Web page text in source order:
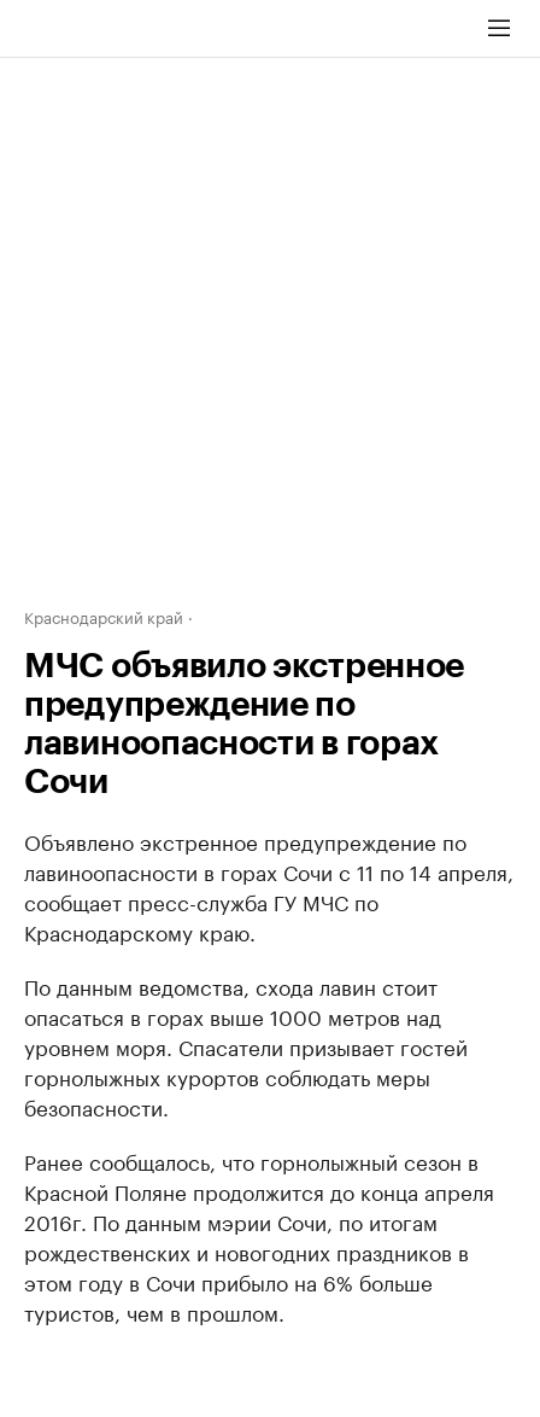
Краснодарский край
МЧС объявило экстренное
предупреждение по
лавиноопасности в горах
Сочи
Объявлено экстренное предупреждение по
лавиноопасности в горах Сочи с 11 по 14 апреля,
сообщает пресс-служба ГУ МЧС по
Краснодарскому краю.
По данным ведомства, схода лавин стоит
опасаться в горах выше 1000 метров над
уровнем моря. Спасатели призывает гостей
горнолыжных курортов соблюдать меры
безопасности.
Ранее сообщалось, что горнолыжный сезон в
Красной Поляне продолжится до конца апреля
2016г. По данным мэрии Сочи, по итогам
рождественских и новогодних праздников в
этом году в Сочи прибыло на 6% больше
туристов, чем в прошлом.